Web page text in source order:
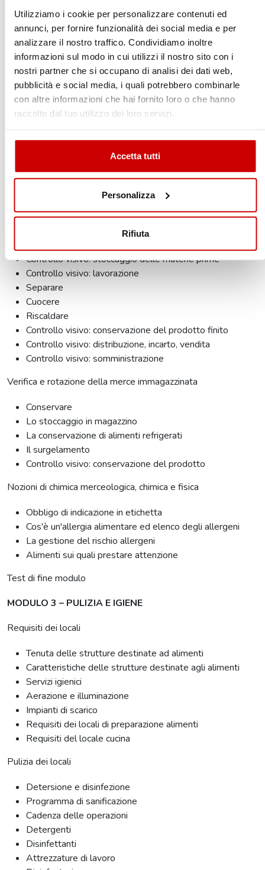
Utilizziamo i cookie per personalizzare contenuti ed
annunci, per fornire funzionalità dei social media e per
analizzare il nostro traffico. Condividiamo inoltre
informazioni sul modo in cui utilizzi il nostro sito con i
nostri partner che si occupano di analisi dei dati web,
pubblicità e social media, i quali potrebbero combinarle
con altre informazioni che hai fornito loro o che hanno
raccolto dal tuo utilizzo dei loro servizi.
Accetta tutti
Personalizza
Rifiuta
Yersinia Enterocolitica: procedure di controllo
Botulismo: caratteristiche
Botulismo: procedure di controllo
Staphilococco aureus: caratteristiche
Tipologie di microbi
Processi di distruzione dei batteri
Prevenzione della contaminazione
Prevenzione della contaminazione
Conservazione degli alimenti
Microrganismi patogeni
Importanza del controllo visivo
Controllo visivo: stoccaggio delle materie prime
Controllo visivo: lavorazione
Separare
Cuocere
Riscaldare
Controllo visivo: conservazione del prodotto finito
Controllo visivo: distribuzione, incarto, vendita
Controllo visivo: somministrazione
Verifica e rotazione della merce immagazzinata
Conservare
Lo stoccaggio in magazzino
La conservazione di alimenti refrigerati
Il surgelamento
Controllo visivo: conservazione del prodotto
Nozioni di chimica merceologica, chimica e fisica
Obbligo di indicazione in etichetta
Cos'è un'allergia alimentare ed elenco degli allergeni
La gestione del rischio allergeni
Alimenti sui quali prestare attenzione
Test di fine modulo
MODULO 3 – PULIZIA E IGIENE
Requisiti dei locali
Tenuta delle strutture destinate ad alimenti
Caratteristiche delle strutture destinate agli alimenti
Servizi igienici
Aerazione e illuminazione
Impianti di scarico
Requisiti dei locali di preparazione alimenti
Requisiti del locale cucina
Pulizia dei locali
Detersione e disinfezione
Programma di sanificazione
Cadenza delle operazioni
Detergenti
Disinfettanti
Attrezzature di lavoro